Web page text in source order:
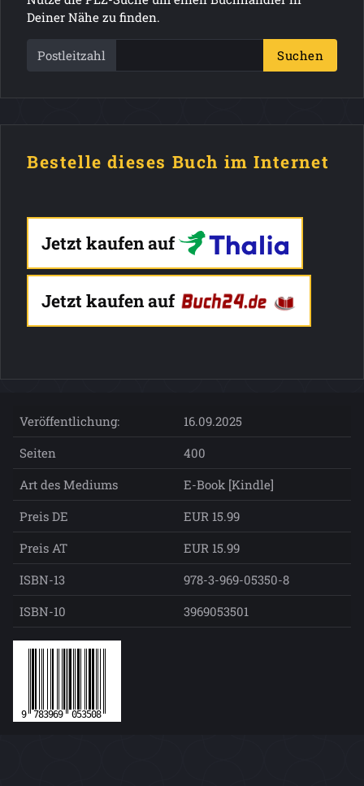
Deiner Nähe zu finden.
Postleitzahl Suchen
Bestelle dieses Buch im Internet
Jetzt kaufen auf
Jetzt kaufen auf
Veröffentlichung:
16.09.2025
Seiten
400
Art des Mediums
E-Book [Kindle]
Preis DE
EUR 15.99
Preis AT
EUR 15.99
ISBN-13
978-3-969-05350-8
ISBN-10
3969053501